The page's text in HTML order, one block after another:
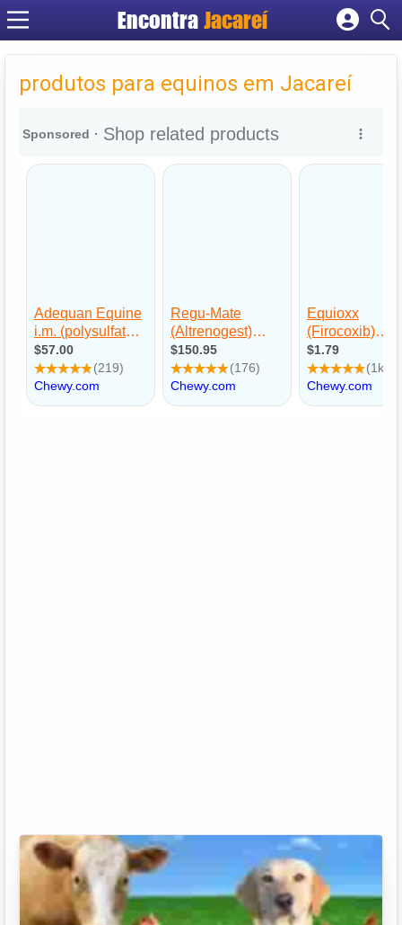
Encontra Jacareí
Cadastrar empresa
Criar conta
produtos para equinos em Jacareí